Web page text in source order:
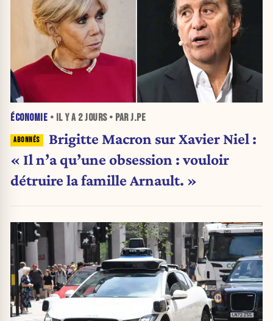
ÉCONOMIE • IL Y A 2 JOURS• PAR J.PE
Brigitte Macron sur Xavier Niel :
« Il n’a qu’une obsession : vouloir
détruire la famille Arnault. »